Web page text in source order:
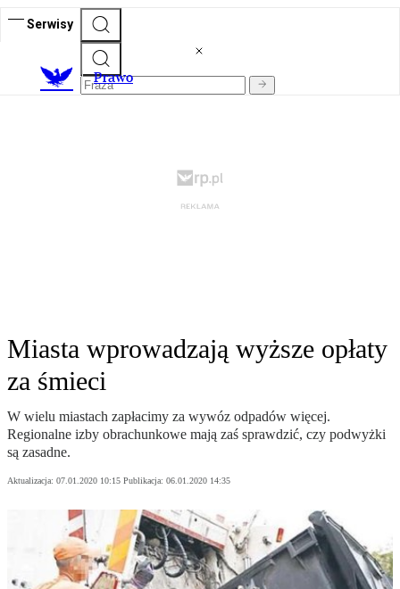
Serwisy
Prawo
Miasta wprowadzają wyższe opłaty
za śmieci
W wielu miastach zapłacimy za wywóz odpadów więcej.
Regionalne izby obrachunkowe mają zaś sprawdzić, czy podwyżki
są zasadne.
Aktualizacja: 07.01.2020 10:15 Publikacja: 06.01.2020 14:35